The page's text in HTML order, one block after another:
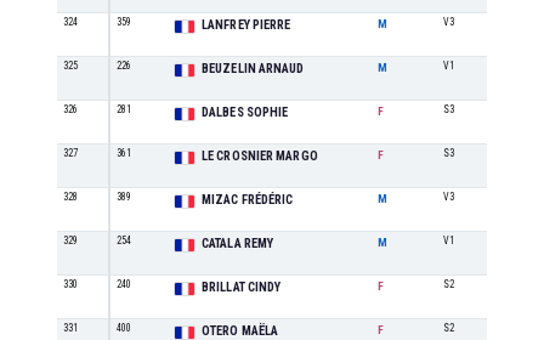
324 359 LANFREY PIERRE M V3
325 226 BEUZELIN ARNAUD M V1
326 281 DALBES SOPHIE F S3
327 361 LE CROSNIER MARGO F S3
328 389 MIZAC FRÉDÉRIC M V3
329 254 CATALA REMY M V1
330 240 BRILLAT CINDY F S2
331 400 OTERO MAËLA F S2